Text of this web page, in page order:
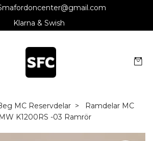
Klarna & Swish
MC Reservdelar
Ramdelar MC
K1200RS -03 Ramrör